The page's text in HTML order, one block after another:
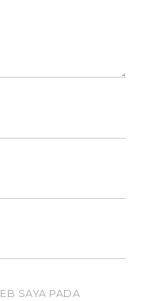
SAYA PADA